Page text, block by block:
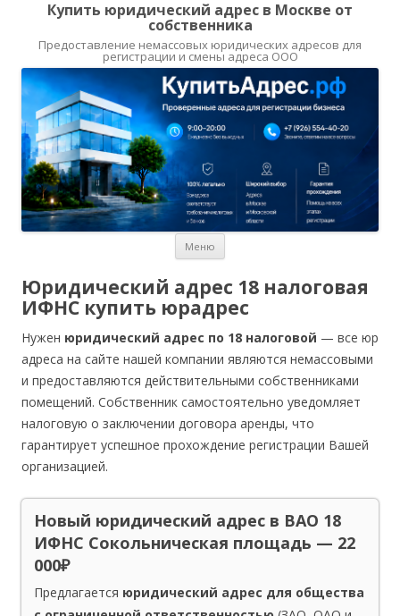
Купить юридический адрес в Москве от
собственника
Предоставление немассовых юридических адресов для
регистрации и смены адреса ООО
Меню
Юридический адрес 18 налоговая
ИФНС купить юрадрес
Нужен юридический адрес по 18 налоговой — все юр
адреса на сайте нашей компании являются немассовыми
и предоставляются действительными собственниками
помещений. Собственник самостоятельно уведомляет
налоговую о заключении договора аренды, что
гарантирует успешное прохождение регистрации Вашей
организацией.
Новый юридический адрес в ВАО 18
ИФНС Сокольническая площадь — 22
000₽
Предлагается юридический адрес для общества